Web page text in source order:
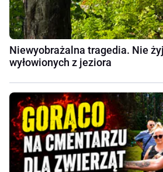
Niewyobrażalna tragedia. Nie
wyłowionych z jeziora